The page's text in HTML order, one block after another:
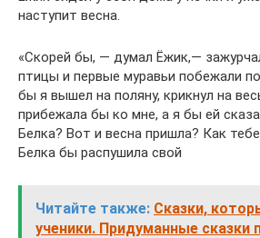
наступит весна.
«Скорей бы, — думал Ёжик,—
птицы и первые муравьи побежали
бы я вышел на поляну, крикнул на
прибежала бы ко мне, а я бы ей
Белка? Вот и весна пришла? Как
Белка бы распушила свой
Читайте также: Сказки,
ученики. Придуманные сказки